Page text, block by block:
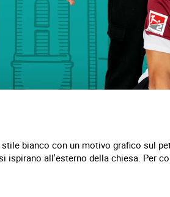
bianco con un motivo grafico sul
ispirano all'esterno della chiesa. Per